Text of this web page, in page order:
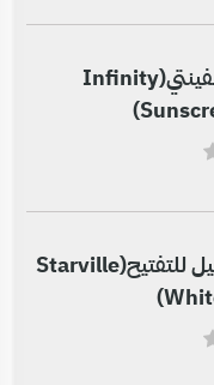
صن بلوك لوشن انفينتي(Infinity
غسول وجه ستارفيل للتفتيح(Starville